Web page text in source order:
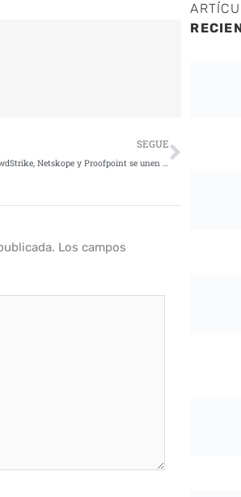
SEGUE
Okta, CrowdStrike, Netskope y Proofpoint se unen para proteger el trabajo remoto
Los campos